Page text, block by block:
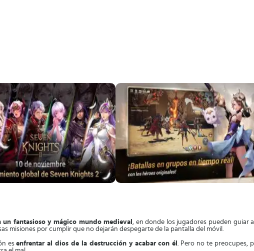
fantasioso y mágico mundo medieval , en donde los jugadores pueden guiar
misiones por cumplir que no dejarán despegarte de la pantalla del móvil.
esenfrentar al dios de la destrucción y acabar con él. Pero no te preocupes,